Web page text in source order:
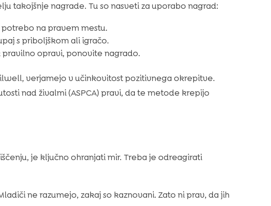
takojšnje nagrade. Tu so nasveti za uporabo nagrad:
na pravem mestu.
s priboljškom ali igračo.
opravi, ponovite nagrado.
verjamejo v učinkovitost pozitivnega okrepitve.
nad živalmi (ASPCA) pravi, da te metode krepijo
je ključno ohranjati mir. Treba je odreagirati
ne razumejo, zakaj so kaznovani. Zato ni prav, da jih